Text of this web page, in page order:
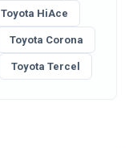
Toyota HiAce
Toyota Corona
Toyota Tercel